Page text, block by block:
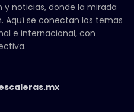
y noticias, donde la mirada
se conectan los temas
e internacional, con